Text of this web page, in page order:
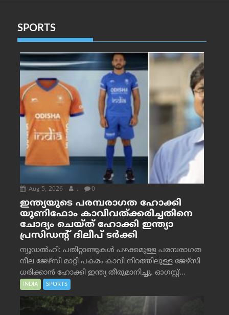
SPORTS
Aug 5, 2026 . 0
ഇന്ത്യയുടെ പരമ്പരാഗത ഹോക്കി
യൂണിഫോം കാവിവത്ക്കരിച്ചതിനെ
ചോദ്യം ചെയ്ത് ഹോക്കി ഇന്ത്യാ
പ്രസിഡന്റ് ദിലീപ് ടര്‍ക്കി
ന്യൂഡൽഹി: പതിറ്റാണ്ടുകൾ പഴക്കമുള്ള പരമ്പരാഗത
നീല ജേഴ്‌സി മാറ്റി പകരം കാവി നിറത്തിലുള്ള ജേഴ്‌സി
ധരിക്കാൻ ഹോക്കി ഇന്ത്യ തീരുമാനിച്ചു. ഓഗസ്റ്റ്...
INDIA SPORTS